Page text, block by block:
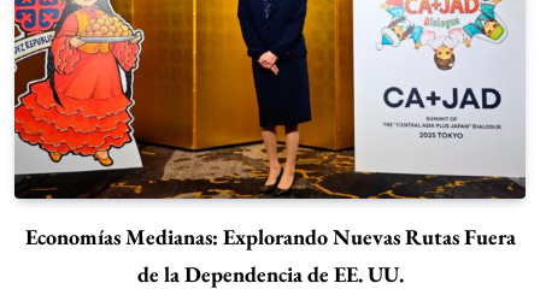
Economías Medianas: Explorando Nuevas Rutas Fuera
de la Dependencia de EE. UU.